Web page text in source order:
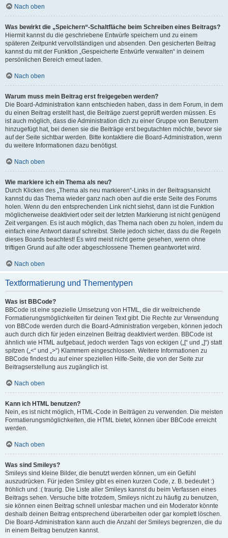
Nach oben
Was bewirkt die „Speichern“-Schaltfläche beim Schreiben eines Beitrags?
Hiermit kannst du die geschriebene Entwürfe speichern und zu einem
späteren Zeitpunkt vervollständigen und absenden. Den gesicherten Beitrag
kannst du mit der Funktion „Gespeicherte Entwürfe verwalten“ in deinem
persönlichen Bereich erneut laden.
Nach oben
Warum muss mein Beitrag erst freigegeben werden?
Die Board-Administration kann entschieden haben, dass in dem Forum, in dem
du einen Beitrag erstellt hast, die Beiträge zuerst geprüft werden müssen. Es
ist auch möglich, dass die Administration dich zu einer Gruppe von Benutzern
hinzugefügt hat, bei denen sie die Beiträge erst begutachten möchte, bevor sie
auf der Seite sichtbar werden. Bitte kontaktiere die Board-Administration, wenn
du weitere Informationen dazu benötigst.
Nach oben
Wie markiere ich ein Thema als neu?
Durch Klicken des „Thema als neu markieren“-Links in der Beitragsansicht
kannst du das Thema wieder ganz nach oben auf die erste Seite des Forums
holen. Wenn du den entsprechenden Link nicht siehst, dann ist die Funktion
möglicherweise deaktiviert oder seit der letzten Markierung ist nicht genügend
Zeit vergangen. Es ist auch möglich, das Thema nach oben zu holen, indem du
einfach eine Antwort darauf schreibst. Stelle jedoch sicher, dass du die Regeln
dieses Boards beachtest! Es wird meist nicht gerne gesehen, wenn ohne
triftigen Grund auf alte oder abgeschlossene Themen geantwortet wird.
Nach oben
Textformatierung und Thementypen
Was ist BBCode?
BBCode ist eine spezielle Umsetzung von HTML, die dir weitreichende
Formatierungsmöglichkeiten für deinen Text gibt. Die Rechte zur Verwendung
von BBCode werden durch die Board-Administration vergeben, können jedoch
auch durch dich für jeden einzelnen Beitrag deaktiviert werden. BBCode ist
ähnlich wie HTML aufgebaut, jedoch werden Tags von eckigen („[“ und „]“) statt
spitzen („<“ und „>“) Klammern eingeschlossen. Weitere Informationen zu
BBCode findest du auf einer speziellen Hilfe-Seite, die von der Seite zur
Beitragserstellung aus zugänglich ist.
Nach oben
Kann ich HTML benutzen?
Nein, es ist nicht möglich, HTML-Code in Beiträgen zu verwenden. Die meisten
Formatierungsmöglichkeiten, die HTML bietet, können über BBCode erreicht
werden.
Nach oben
Was sind Smileys?
Smileys sind kleine Bilder, die benutzt werden können, um ein Gefühl
auszudrücken. Für jeden Smiley gibt es einen kurzen Code, z. B. bedeutet :)
fröhlich und :( traurig. Die Liste aller Smileys kannst du beim Verfassen eines
Beitrags sehen. Versuche bitte trotzdem, Smileys nicht zu häufig zu benutzen,
sie können einen Beitrag schnell unlesbar machen und ein Moderator könnte
deshalb deinen Beitrag entsprechend überarbeiten oder gar komplett löschen.
Die Board-Administration kann auch die Anzahl der Smileys begrenzen, die du
in einem Beitrag benutzen kannst.